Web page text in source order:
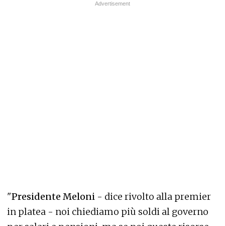
"Presidente Meloni - dice rivolto alla premier
in platea - noi chiediamo più soldi al governo